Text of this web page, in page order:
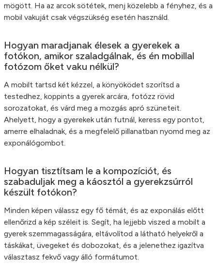
mögött. Ha az arcok sötétek, menj közelebb a fényhez, és a
mobil vakuját csak végszükség esetén használd.
Hogyan maradjanak élesek a gyerekek a
fotókon, amikor szaladgálnak, és én mobillal
fotózom őket vaku nélkül?
A mobilt tartsd két kézzel, a könyöködet szorítsd a
testedhez, koppints a gyerek arcára, fotózz rövid
sorozatokat, és várd meg a mozgás apró szüneteit.
Ahelyett, hogy a gyerekek után futnál, keress egy pontot,
amerre elhaladnak, és a megfelelő pillanatban nyomd meg az
exponálógombot.
Hogyan tisztítsam le a kompozíciót, és
szabaduljak meg a káosztól a gyerekzsúrról
készült fotókon?
Minden képen válassz egy fő témát, és az exponálás előtt
ellenőrizd a kép széleit is. Segít, ha lejjebb viszed a mobilt a
gyerek szemmagasságára, eltávolítod a látható helyekről a
táskákat, üvegeket és dobozokat, és a jelenethez igazítva
választasz fekvő vagy álló formátumot.